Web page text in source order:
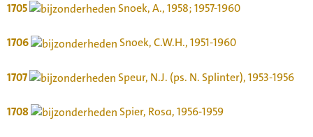
1705 Snoek, A., 1958; 1957-1960
1706 Snoek, C.W.H., 1951-1960
1707 Speur, N.J. (ps. N. Splinter), 1953-1956
1708 Spier, Rosa, 1956-1959